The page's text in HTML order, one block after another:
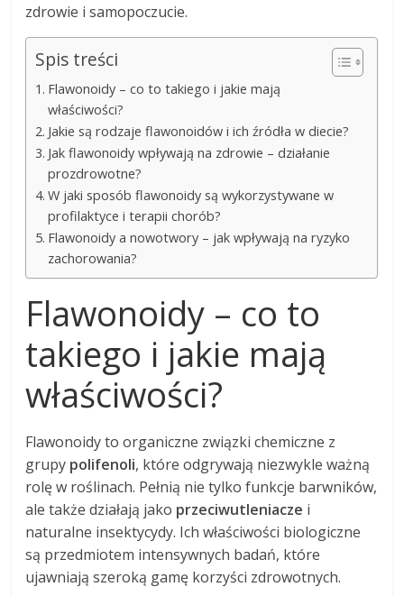
zdrowie i samopoczucie.
Spis treści
Flawonoidy – co to takiego i jakie mają
właściwości?
Jakie są rodzaje flawonoidów i ich źródła w diecie?
Jak flawonoidy wpływają na zdrowie – działanie
prozdrowotne?
W jaki sposób flawonoidy są wykorzystywane w
profilaktyce i terapii chorób?
Flawonoidy a nowotwory – jak wpływają na ryzyko
zachorowania?
Flawonoidy – co to
takiego i jakie mają
właściwości?
Flawonoidy to organiczne związki chemiczne z
grupy polifenoli, które odgrywają niezwykle ważną
rolę w roślinach. Pełnią nie tylko funkcje barwników,
ale także działają jako przeciwutleniacze i
naturalne insektycydy. Ich właściwości biologiczne
są przedmiotem intensywnych badań, które
ujawniają szeroką gamę korzyści zdrowotnych.